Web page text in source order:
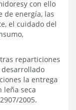
con ello
de energía, las
el cuidado del
reparticiones
desarrollado
la entrega
leña seca
2005.